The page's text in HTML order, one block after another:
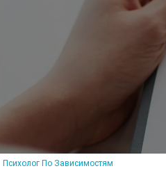
Психолог По Зависимостям